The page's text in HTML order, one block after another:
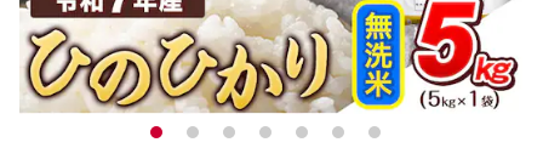
1 2 3 4 5 6 7